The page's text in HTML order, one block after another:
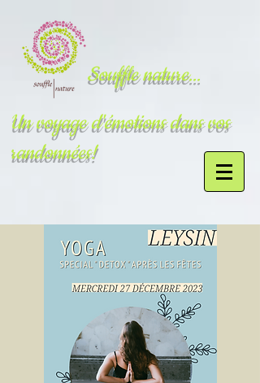
Souffle nature...
Un voyage d'émotions dans vos
randonnées!